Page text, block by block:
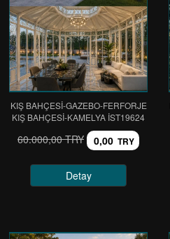
KIŞ BAHÇESİ-GAZEBO-FERFORJE
KIŞ BAHÇESİ-KAMELYA IST19624
60.000,00 TRY 0,00 TRY
Detay